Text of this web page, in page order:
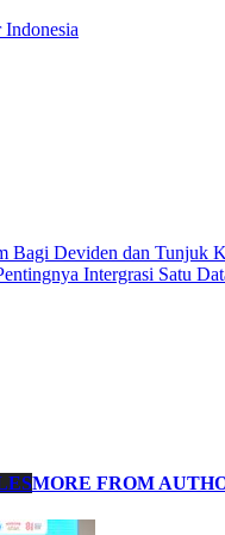
Bagi Deviden dan Tunjuk
Intergrasi Satu
MORE FROM